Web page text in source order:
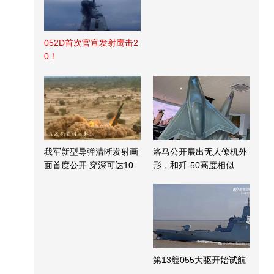
052D首次官宣发射鹰击2
0！
我军新型导弹清晰发射画
面首度公开 穿深可达10
洛马公开展出无人僚机外
形，和歼-50高度相似
第13艘055大驱开始试航